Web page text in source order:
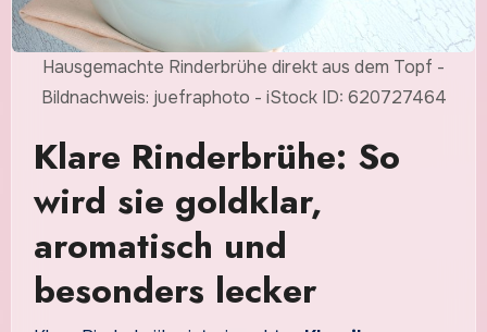
Hausgemachte Rinderbrühe direkt aus dem Topf -
Bildnachweis: juefraphoto - iStock ID: 620727464
Klare Rinderbrühe: So
wird sie goldklar,
aromatisch und
besonders lecker